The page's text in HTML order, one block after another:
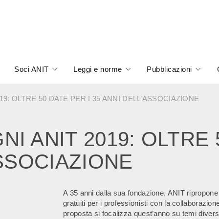
Soci ANIT Leggi e norme Pubblicazioni
OLTRE 50 DATE PER I 35 ANNI DELL’ASSOCIAZIONE
ANIT 2019: OLTRE
A 35 anni dalla sua fondazione, ANIT
gratuiti per i professionisti con la
proposta si focalizza quest’anno su temi